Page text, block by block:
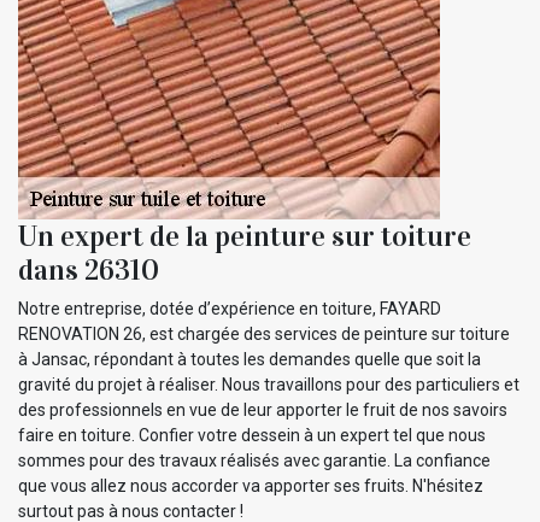
Un expert de la peinture sur toiture
dans 26310
Notre entreprise, dotée d’expérience en toiture, FAYARD
RENOVATION 26, est chargée des services de peinture sur toiture
à Jansac, répondant à toutes les demandes quelle que soit la
gravité du projet à réaliser. Nous travaillons pour des particuliers et
des professionnels en vue de leur apporter le fruit de nos savoirs
faire en toiture. Confier votre dessein à un expert tel que nous
sommes pour des travaux réalisés avec garantie. La confiance
que vous allez nous accorder va apporter ses fruits. N'hésitez
surtout pas à nous contacter !